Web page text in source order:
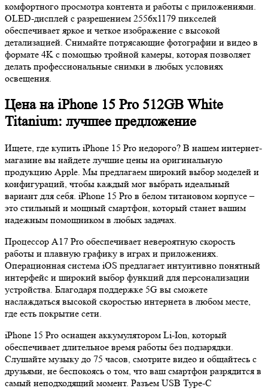
комфортного просмотра контента и работы с приложениями.
OLED-дисплей с разрешением 2556x1179 пикселей
обеспечивает яркое и четкое изображение с высокой
детализацией. Снимайте потрясающие фотографии и видео в
формате 4K с помощью тройной камеры, которая позволяет
делать профессиональные снимки в любых условиях
освещения.
Цена на iPhone 15 Pro 512GB White
Titanium: лучшее предложение
Ищете, где купить iPhone 15 Pro недорого? В нашем интернет-
магазине вы найдете лучшие цены на оригинальную
продукцию Apple. Мы предлагаем широкий выбор моделей и
конфигураций, чтобы каждый мог выбрать идеальный
вариант для себя. iPhone 15 Pro в белом титановом корпусе –
это стильный и мощный смартфон, который станет вашим
надежным помощником в любых задачах.
Процессор A17 Pro обеспечивает невероятную скорость
работы и плавную графику в играх и приложениях.
Операционная система iOS предлагает интуитивно понятный
интерфейс и широкий выбор функций для персонализации
устройства. Благодаря поддержке 5G вы сможете
наслаждаться высокой скоростью интернета в любом месте,
где есть покрытие сети.
iPhone 15 Pro оснащен аккумулятором Li-Ion, который
обеспечивает длительное время работы без подзарядки.
Слушайте музыку до 75 часов, смотрите видео и общайтесь с
друзьями, не беспокоясь о том, что ваш смартфон разрядится в
самый неподходящий момент. Разъем USB Type-C